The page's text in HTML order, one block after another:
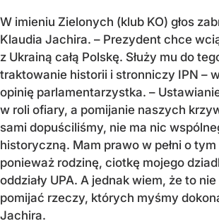
W imieniu Zielonych (klub KO) głos
Klaudia Jachira. – Prezydent chce
z Ukrainą całą Polskę. Służy mu do
traktowanie historii i stronniczy IPN –
opinię parlamentarzystka. –
w roli ofiary, a pomijanie naszych
sami dopuściliśmy, nie ma nic
historyczną. Mam prawo w pełni o
ponieważ rodzinę, ciotkę mojego
oddziały UPA. A jednak wiem, że to
pomijać rzeczy, których myśmy
Jachira.